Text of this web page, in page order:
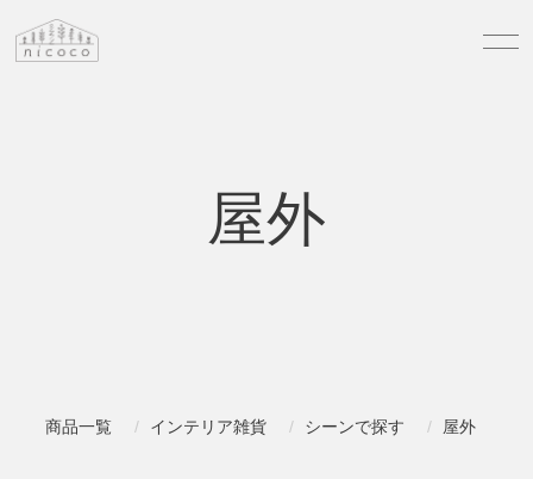
屋外
商品一覧 インテリア雑貨 シーンで探す 屋外